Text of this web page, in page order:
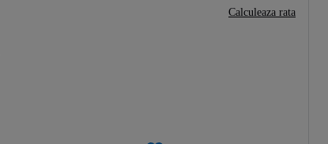
Calculeaza rata